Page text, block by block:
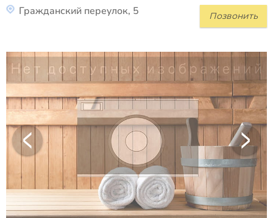
Позвонить
Гражданский переулок, 5